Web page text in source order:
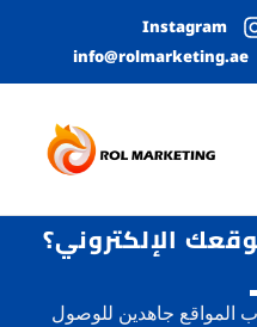
Instagram
info@rolmarketing.ae
الإلكتروني؟
المواقع جاهدين للوصول